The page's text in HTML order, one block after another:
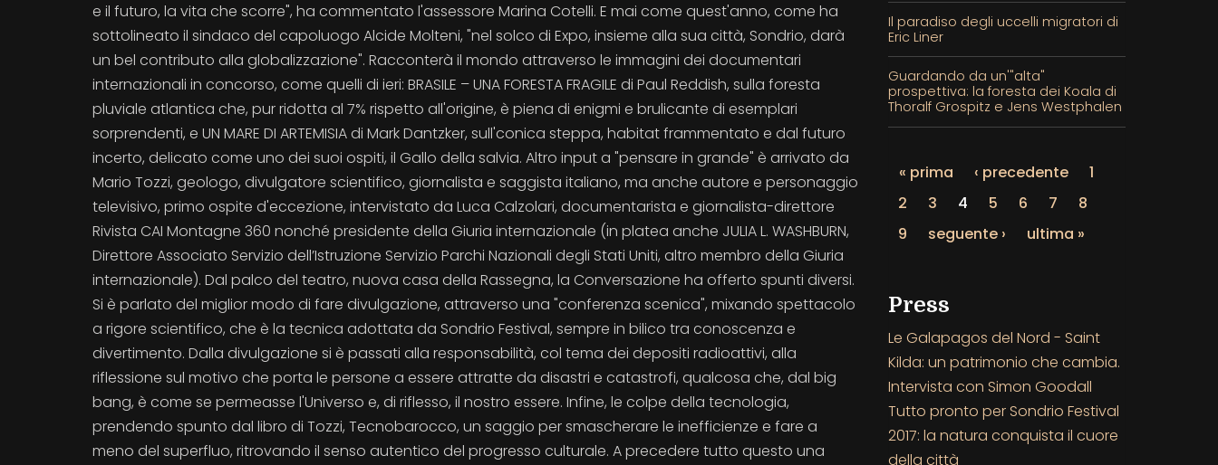
e il futuro, la vita che scorre", ha commentato l'assessore Marina Cotelli. E mai come quest'anno, come ha
sottolineato il sindaco del capoluogo Alcide Molteni, "nel solco di Expo, insieme alla sua città, Sondrio, darà
un bel contributo alla globalizzazione". Racconterà il mondo attraverso le immagini dei documentari
internazionali in concorso, come quelli di ieri: BRASILE – UNA FORESTA FRAGILE di Paul Reddish, sulla foresta
pluviale atlantica che, pur ridotta al 7% rispetto all'origine, è piena di enigmi e brulicante di esemplari
sorprendenti, e UN MARE DI ARTEMISIA di Mark Dantzker, sull'conica steppa, habitat frammentato e dal futuro
incerto, delicato come uno dei suoi ospiti, il Gallo della salvia. Altro input a "pensare in grande" è arrivato da
Mario Tozzi, geologo, divulgatore scientifico, giornalista e saggista italiano, ma anche autore e personaggio
televisivo, primo ospite d'eccezione, intervistato da Luca Calzolari, documentarista e giornalista-direttore
Rivista CAI Montagne 360 nonché presidente della Giuria internazionale (in platea anche JULIA L. WASHBURN,
Direttore Associato Servizio dell’Istruzione Servizio Parchi Nazionali degli Stati Uniti, altro membro della Giuria
internazionale). Dal palco del teatro, nuova casa della Rassegna, la Conversazione ha offerto spunti diversi.
Si è parlato del miglior modo di fare divulgazione, attraverso una "conferenza scenica", mixando spettacolo
a rigore scientifico, che è la tecnica adottata da Sondrio Festival, sempre in bilico tra conoscenza e
divertimento. Dalla divulgazione si è passati alla responsabilità, col tema dei depositi radioattivi, alla
riflessione sul motivo che porta le persone a essere attratte da disastri e catastrofi, qualcosa che, dal big
bang, è come se permeasse l'Universo e, di riflesso, il nostro essere. Infine, le colpe della tecnologia,
prendendo spunto dal libro di Tozzi, Tecnobarocco, un saggio per smascherare le inefficienze e fare a
meno del superfluo, ritrovando il senso autentico del progresso culturale. A precedere tutto questo una
Il paradiso degli uccelli migratori di
Eric Liner
Guardando da un'"alta"
prospettiva: la foresta dei Koala di
Thoralf Grospitz e Jens Westphalen
« prima ‹ precedente
1
2
3 4 5 6 7
8
9
seguente › ultima »
Press
Le Galapagos del Nord - Saint
Kilda: un patrimonio che cambia.
Intervista con Simon Goodall
Tutto pronto per Sondrio Festival
2017: la natura conquista il cuore
della città